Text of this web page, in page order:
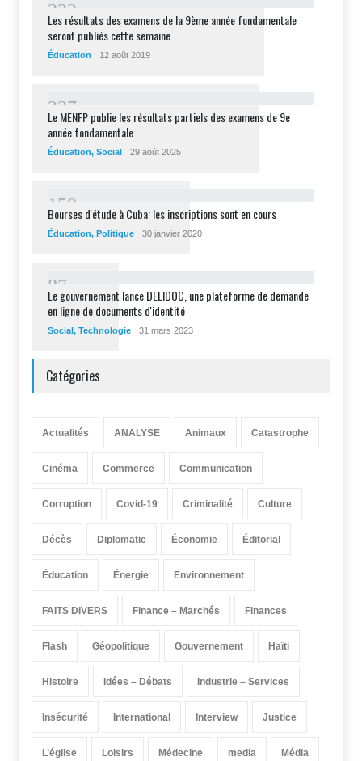
232
Les résultats des examens de la 9ème année fondamentale
seront publiés cette semaine
Éducation 12 août 2019
227
Le MENFP publie les résultats partiels des examens de 9e
année fondamentale
Éducation, Social 29 août 2025
1 58
Bourses d'étude à Cuba: les inscriptions sont en cours
Éducation, Politique 30 janvier 2020
87
Le gouvernement lance DELIDOC, une plateforme de demande
en ligne de documents d'identité
Social, Technologie 31 mars 2023
Catégories
Actualités ANALYSE Animaux Catastrophe
Cinéma Commerce Communication
Corruption Covid-19 Criminalité Culture
Décès Diplomatie Économie Éditorial
Éducation Énergie Environnement
FAITS DIVERS Finance – Marchés Finances
Flash Géopolitique Gouvernement Haïti
Histoire Idées – Débats Industrie – Services
Insécurité International Interview Justice
L’église Loisirs Médecine media Média